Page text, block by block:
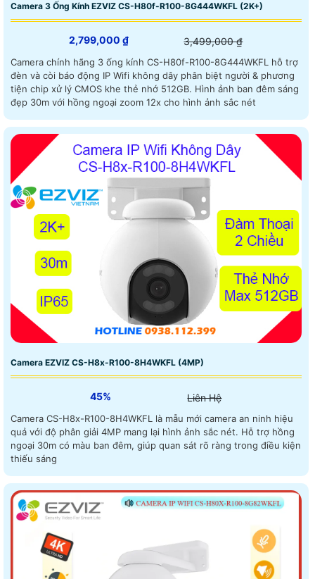
Camera 3 Ống Kính EZVIZ CS-H80f-R100-8G444WKFL (2K+)
2,799,000 ₫ 3,499,000 ₫
Camera chính hãng 3 ống kính CS-H80f-R100-8G444WKFL hỗ trợ
đèn và còi báo động IP Wifi không dây phân biệt người & phương
tiện chip xử lý CMOS khe thẻ nhớ 512GB. Hình ảnh ban đêm sáng
đẹp 30m với hồng ngoại zoom 12x cho hình ảnh sắc nét
Camera EZVIZ CS-H8x-R100-8H4WKFL (4MP)
45% Liên Hệ
Camera CS-H8x-R100-8H4WKFL là mẫu mới camera an ninh hiệu
quả với độ phân giải 4MP mang lại hình ảnh sắc nét. Hỗ trợ hồng
ngoại 30m có màu ban đêm, giúp quan sát rõ ràng trong điều kiện
thiếu sáng